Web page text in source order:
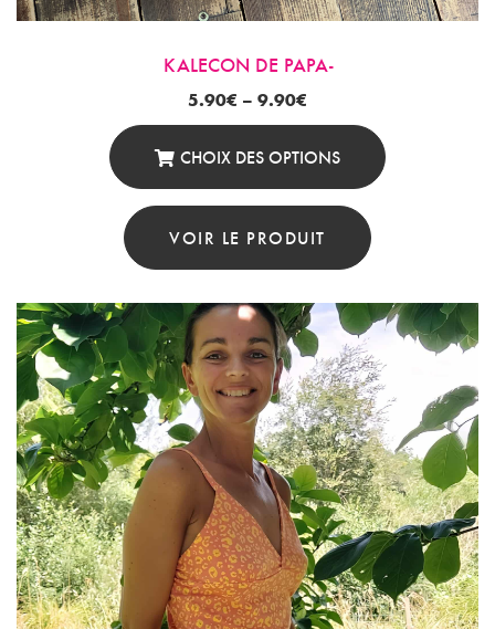
Du
Produit
KALECON DE PAPA-
5.90€ – 9.90€
CHOIX DES OPTIONS
Ce
Produit
Plusieurs
Variations.
Les
Options
Peuvent
Être
Choisies
Sur
La
Page
VOIR LE PRODUIT